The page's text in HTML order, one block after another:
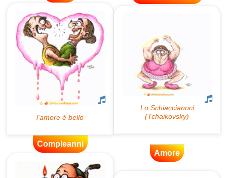
Compleanni
Amore